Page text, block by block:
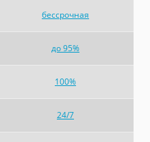
бессрочная
до 95%
100%
24/7